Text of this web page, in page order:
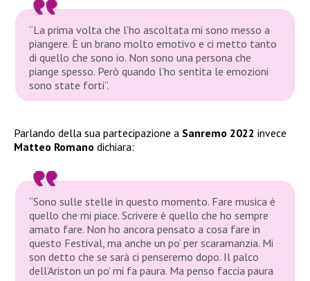
“La prima volta che l’ho ascoltata mi sono messo a
piangere. È un brano molto emotivo e ci metto tanto
di quello che sono io. Non sono una persona che
piange spesso. Però quando l’ho sentita le emozioni
sono state forti”.
Parlando della sua partecipazione a Sanremo 2022 invece
Matteo Romano dichiara:
“Sono sulle stelle in questo momento. Fare musica è
quello che mi piace. Scrivere è quello che ho sempre
amato fare. Non ho ancora pensato a cosa fare in
questo Festival, ma anche un po’ per scaramanzia. Mi
son detto che se sarà ci penseremo dopo. Il palco
dell’Ariston un po’ mi fa paura. Ma penso faccia paura